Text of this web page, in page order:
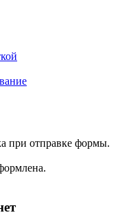
при отправке формы.